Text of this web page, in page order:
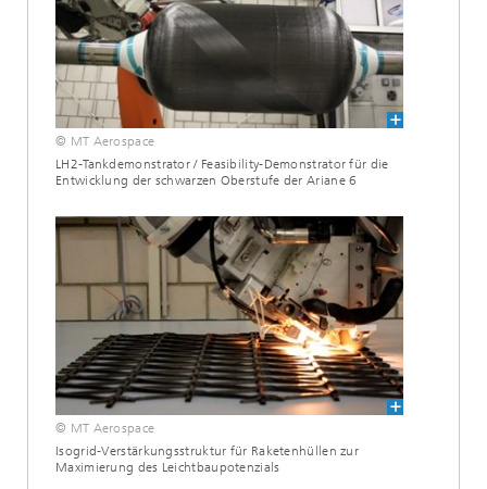
© MT Aerospace
LH2-Tankdemonstrator / Feasibility-Demonstrator für die
Entwicklung der schwarzen Oberstufe der Ariane 6
© MT Aerospace
Isogrid-Verstärkungsstruktur für Raketenhüllen zur
Maximierung des Leichtbaupotenzials